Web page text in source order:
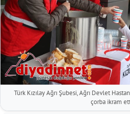
Türk Kızılay Ağrı Şubesi, Ağrı Devlet
çorba ikram